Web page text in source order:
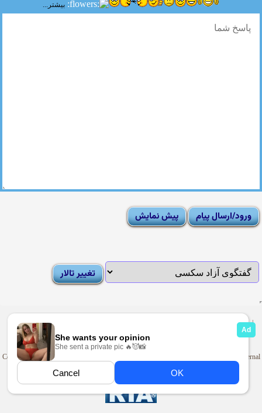
بیشتر...
Moderator List |
Sexy Pictures Archive
Adult Forums
Copyright © 2009-2025
. Looti Forums is not responsible for the content of external